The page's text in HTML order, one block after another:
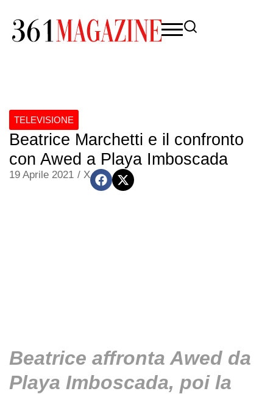
TELEVISIONE
Beatrice Marchetti e il confronto
con Awed a Playa Imboscada
19 Aprile 2021 / X
Beatrice affronta Awed da
Playa Imboscada, poi la